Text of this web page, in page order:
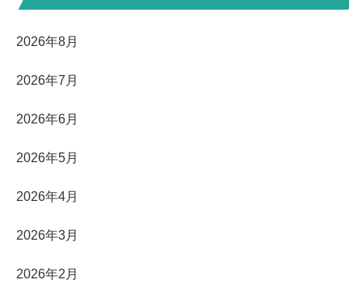
2026年8月
2026年7月
2026年6月
2026年5月
2026年4月
2026年3月
2026年2月